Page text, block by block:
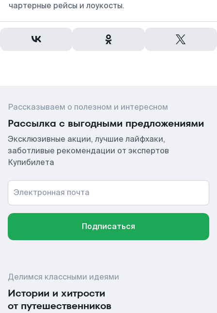
чартерные рейсы и лоукосты.
Рассказываем о полезном и интересном
Рассылка с выгодными предложениями
Эксклюзивные акции, лучшие лайфхаки,
заботливые рекомендации от экспертов
Купибилета
Электронная почта
Подписаться
Делимся классными идеями
Истории и хитрости
от путешественников